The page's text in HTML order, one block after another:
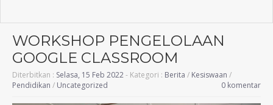
WORKSHOP PENGELOLAAN
GOOGLE CLASSROOM
Diterbitkan : Selasa, 15 Feb 2022- Kategori : Berita / Kesiswaan /
Pendidikan / Uncategorized 0 komentar